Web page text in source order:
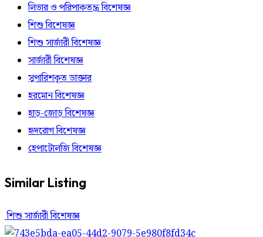
লিভার ও পরিপাকতন্ত্র বিশেষজ্ঞ
শিশু বিশেষজ্ঞ
শিশু সার্জারী বিশেষজ্ঞ
সার্জারী বিশেষজ্ঞ
সুপারিশকৃত ডাক্তার
হরমোন বিশেষজ্ঞ
হাড়-জোড় বিশেষজ্ঞ
হৃদরোগ বিশেষজ্ঞ
হেপাটোলজি বিশেষজ্ঞ
Similar Listing
শিশু সার্জারী বিশেষজ্ঞ